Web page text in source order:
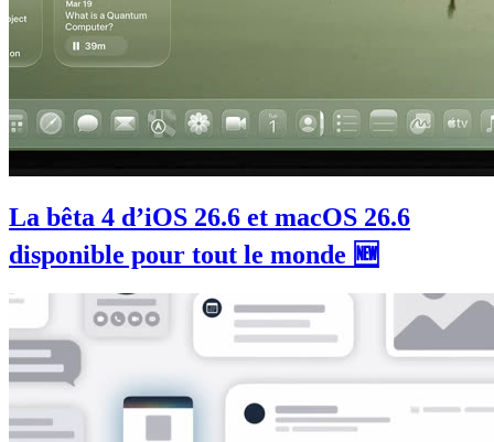
La bêta 4 d’iOS 26.6 et macOS 26.6
disponible pour tout le monde 🆕